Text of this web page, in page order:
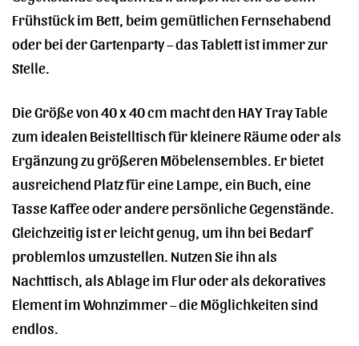
Frühstück im Bett, beim gemütlichen Fernsehabend
oder bei der Gartenparty – das Tablett ist immer zur
Stelle.
Die Größe von 40 x 40 cm macht den HAY Tray Table
zum idealen Beistelltisch für kleinere Räume oder als
Ergänzung zu größeren Möbelensembles. Er bietet
ausreichend Platz für eine Lampe, ein Buch, eine
Tasse Kaffee oder andere persönliche Gegenstände.
Gleichzeitig ist er leicht genug, um ihn bei Bedarf
problemlos umzustellen. Nutzen Sie ihn als
Nachttisch, als Ablage im Flur oder als dekoratives
Element im Wohnzimmer – die Möglichkeiten sind
endlos.